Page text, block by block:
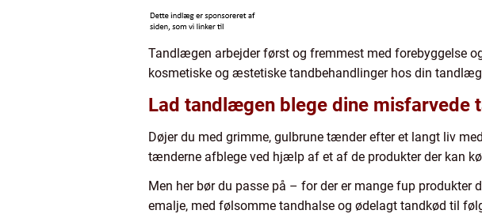
Tandlægen arbejder først og fremmest med forebyggelse
kosmetiske og æstetiske tandbehandlinger hos din
Lad tandlægen blege dine misfarvede
Døjer du med grimme, gulbrune tænder efter et langt liv
tænderne afblege ved hjælp af et af de produkter der kan
Men her bør du passe på – for der er mange fup
emalje, med følsomme tandhalse og ødelagt tandkød til